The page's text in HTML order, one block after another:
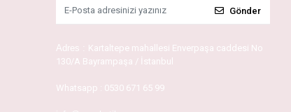
Gönder
Adres : Kartaltepe mahallesi Enverpaşa caddesi No
130/A Bayrampaşa / İstanbul
Whatsapp : 0530 671 65 99